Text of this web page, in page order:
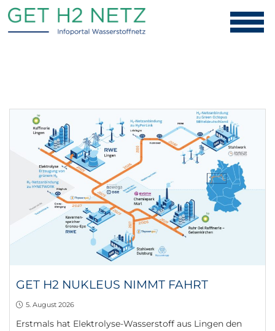
GET H2 NUKLEUS NIMMT FAHRT
5. August 2026
Erstmals hat Elektrolyse-Wasserstoff aus Lingen den